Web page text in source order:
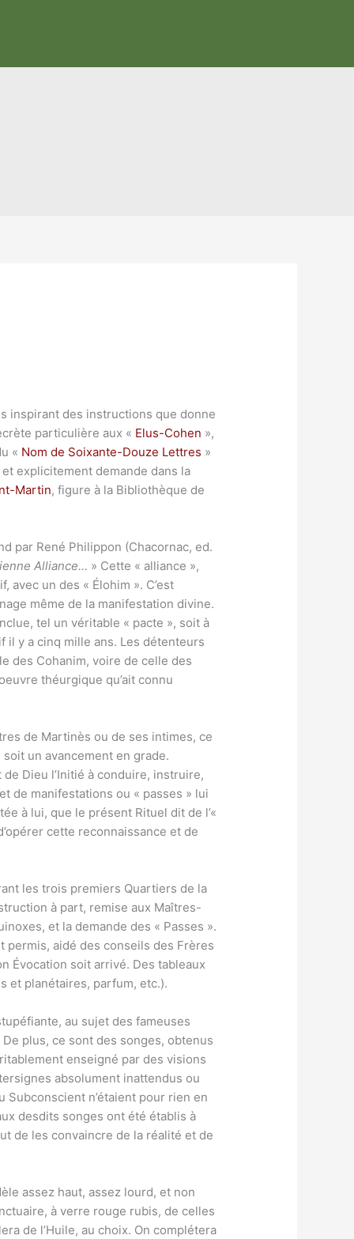
inspirant des instructions que donne
particulière aux « Elus-Cohen »,
« Nom de Soixante-Douze Lettres »
et explicitement demande dans la
Martin, figure à la Bibliothèque de
par René Philippon (Chacornac, ed.
Alliance… » Cette « alliance »,
avec un des « Élohim ». C’est
même de la manifestation divine.
tel un véritable « pacte », soit à
il y a cinq mille ans. Les détenteurs
des Cohanim, voire de celle des
théurgique qu’ait connu
de Martinès ou de ses intimes, ce
un avancement en grade.
Dieu l’Initié à conduire, instruire,
de manifestations ou « passes » lui
à lui, que le présent Rituel dit de l’«
cette reconnaissance et de
les trois premiers Quartiers de la
à part, remise aux Maîtres-
et la demande des « Passes ».
permis, aidé des conseils des Frères
Évocation soit arrivé. Des tableaux
et planétaires, parfum, etc.).
au sujet des fameuses
plus, ce sont des songes, obtenus
enseigné par des visions
absolument inattendus ou
n’étaient pour rien en
desdits songes ont été établis à
de les convaincre de la réalité et de
assez haut, assez lourd, et non
à verre rouge rubis, de celles
de l’Huile, au choix. On complétera